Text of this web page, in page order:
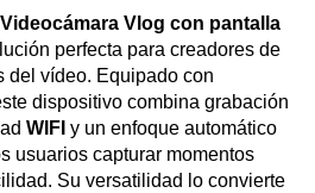
Vlog con pantalla
perfecta para creadores de
del vídeo. Equipado con
dispositivo combina grabación
WIFI y un enfoque automático
usuarios capturar momentos
Su versatilidad lo convierte